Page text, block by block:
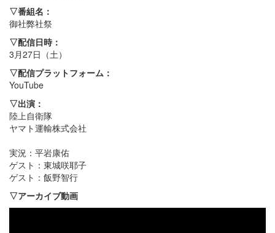
▽番組名：
御社弊社祭
▽配信日時：
3月27日（土）
▽配信プラットフォーム：
YouTube
▽出演：
陸上自衛隊
ヤマト運輸株式会社
実況：平岩康佑
ゲスト：東城咲耶子
ゲスト：飯野智行
▽アーカイブ動画